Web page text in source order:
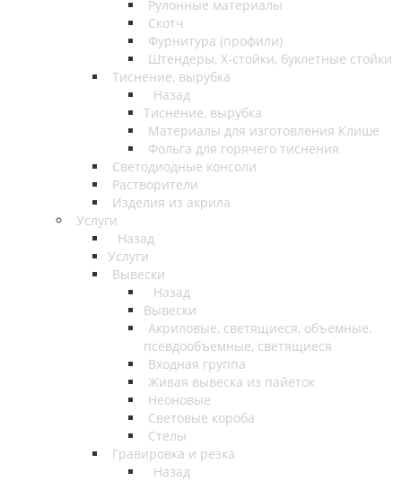
Рулонные материалы
Скотч
Фурнитура (профили)
Штендеры, Х-стойки, буклетные стойки
Тиснение, вырубка
Назад
Тиснение, вырубка
Материалы для изготовления Клише
Фольга для горячего тиснения
Светодиодные консоли
Растворители
Изделия из акрила
Услуги
Назад
Услуги
Вывески
Назад
Вывески
Акриловые, светящиеся, объемные,
псевдообъемные, светящиеся
Входная группа
Живая вывеска из пайеток
Неоновые
Световые короба
Стелы
Гравировка и резка
Назад